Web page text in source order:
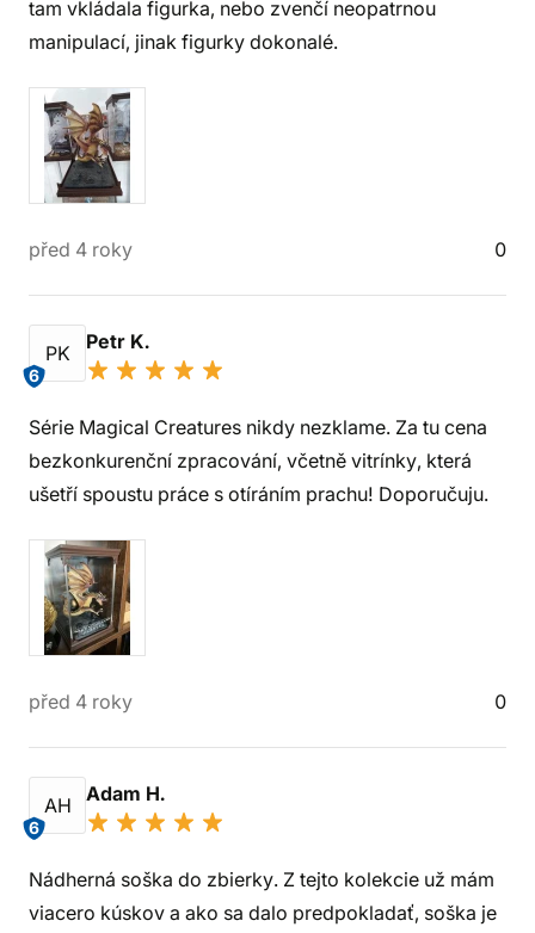
tam vkládala figurka, nebo zvenčí neopatrnou
manipulací, jinak figurky dokonalé.
před 4 roky 0
PK
6
Petr K.
Série Magical Creatures nikdy nezklame. Za tu cena
bezkonkurenční zpracování, včetně vitrínky, která
ušetří spoustu práce s otíráním prachu! Doporučuju.
před 4 roky 0
AH
6
Adam H.
Nádherná soška do zbierky. Z tejto kolekcie už mám
viacero kúskov a ako sa dalo predpokladať, soška je